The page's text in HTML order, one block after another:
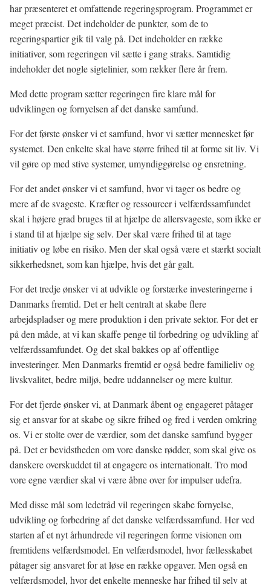
har præsenteret et omfattende regeringsprogram. Programmet er
meget præcist. Det indeholder de punkter, som de to
regeringspartier gik til valg på. Det indeholder en række
initiativer, som regeringen vil sætte i gang straks. Samtidig
indeholder det nogle sigtelinier, som rækker flere år frem.
Med dette program sætter regeringen fire klare mål for
udviklingen og fornyelsen af det danske samfund.
For det førsteønsker vi et samfund, hvor vi sætter mennesket før
systemet. Den enkelte skal have større frihed til at forme sit liv. Vi
vil gøre op med stive systemer, umyndiggørelse og ensretning.
For det andetønsker vi et samfund, hvor vi tager os bedre og
mere af de svageste. Kræfter og ressourcer i velfærdssamfundet
skal i højere grad bruges til at hjælpe de allersvageste, som ikke er
i stand til at hjælpe sig selv. Der skal være frihed til at tage
initiativ og løbe en risiko. Men der skal også være et stærkt socialt
sikkerhedsnet, som kan hjælpe, hvis det går galt.
For det tredjeønsker vi at udvikle og forstærke investeringerne i
Danmarks fremtid. Det er helt centralt at skabe flere
arbejdspladser og mere produktion i den private sektor. For det er
på den måde, at vi kan skaffe penge til forbedring og udvikling af
velfærdssamfundet. Og det skal bakkes op af offentlige
investeringer. Men Danmarks fremtid er også bedre familieliv og
livskvalitet, bedre miljø, bedre uddannelser og mere kultur.
For det fjerdeønsker vi, at Danmark åbent og engageret påtager
sig et ansvar for at skabe og sikre frihed og fred i verden omkring
os. Vi er stolte over de værdier, som det danske samfund bygger
på. Det er bevidstheden om vore danske rødder, som skal give os
danskere overskuddet til at engagere os internationalt. Tro mod
vore egne værdier skal vi være åbne over for impulser udefra.
Med disse mål som ledetråd vil regeringen skabe fornyelse,
udvikling og forbedring af det danske velfærdssamfund. Her ved
starten af et nyt århundrede vil regeringen forme visionen om
fremtidens velfærdsmodel. En velfærdsmodel, hvor fællesskabet
påtager sig ansvaret for at løse en række opgaver. Men også en
velfærdsmodel, hvor det enkelte menneske har frihed til selv at